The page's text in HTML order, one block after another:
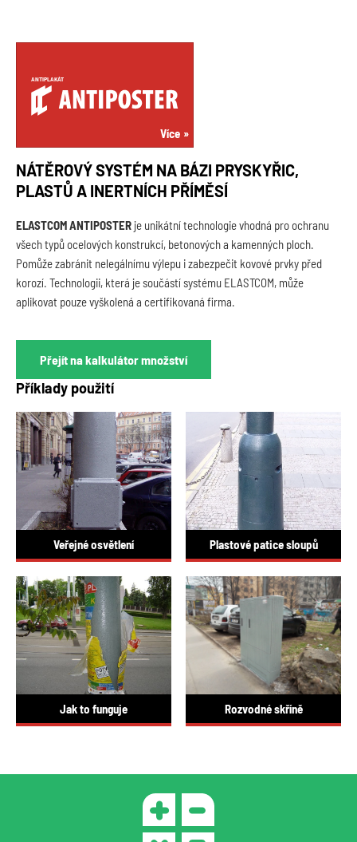
ANTIPLAKÁT
Více
NÁTĚROVÝ SYSTÉM NA BÁZI PRYSKYŘIC,
PLASTŮ A INERTNÍCH PŘÍMĚSÍ
ELASTCOM ANTIPOSTER je unikátní technologie vhodná pro ochranu
všech typů ocelových konstrukcí, betonových a kamenných ploch.
Pomůže zabránit nelegálnímu výlepu i zabezpečit kovové prvky před
korozí. Technologii, která je součástí systému ELASTCOM, může
aplikovat pouze vyškolená a certifikovaná firma.
Přejít na kalkulátor množství
Příklady použití
Veřejné osvětlení Plastové patice sloupů
Jak to funguje Rozvodné skříně